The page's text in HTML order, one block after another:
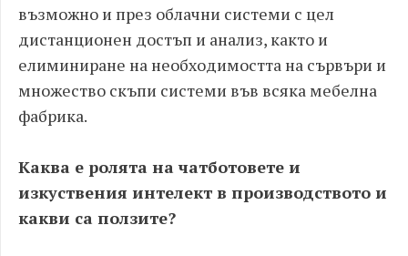
възможно и през облачни системи с цел
дистанционен достъп и анализ, както и
елиминиране на необходимостта на сървъри и
множество скъпи системи във всяка мебелна
фабрика.
Каква е ролята на чатботовете и
изкуствения интелект в производството и
какви са ползите?